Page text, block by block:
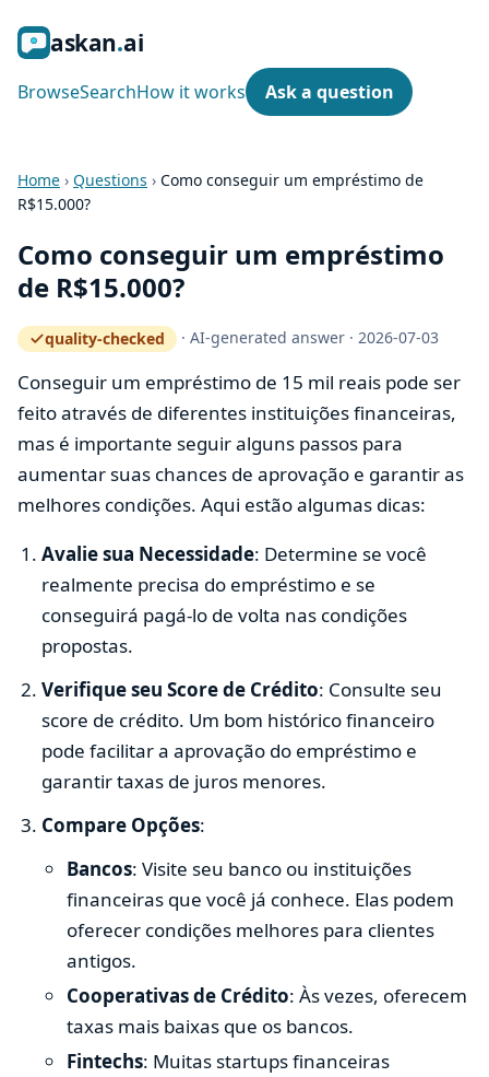
askan ai
BrowseSearchHow it works Ask a question
Home › Questions › Como conseguir um empréstimo de
R$15.000?
Como conseguir um empréstimo
de R$15.000?
quality-checked
— how the quality gate works
·AI-generated answer ·2026-07-03
Conseguir um empréstimo de 15 mil reais pode ser
feito através de diferentes instituições financeiras,
mas é importante seguir alguns passos para
aumentar suas chances de aprovação e garantir as
melhores condições. Aqui estão algumas dicas:
Avalie sua Necessidade: Determine se você
realmente precisa do empréstimo e se
conseguirá pagá-lo de volta nas condições
propostas.
Verifique seu Score de Crédito: Consulte seu
score de crédito. Um bom histórico financeiro
pode facilitar a aprovação do empréstimo e
garantir taxas de juros menores.
Compare Opções:
Bancos: Visite seu banco ou instituições
financeiras que você já conhece. Elas podem
oferecer condições melhores para clientes
antigos.
Cooperativas de Crédito: Às vezes, oferecem
taxas mais baixas que os bancos.
Fintechs: Muitas startups financeiras